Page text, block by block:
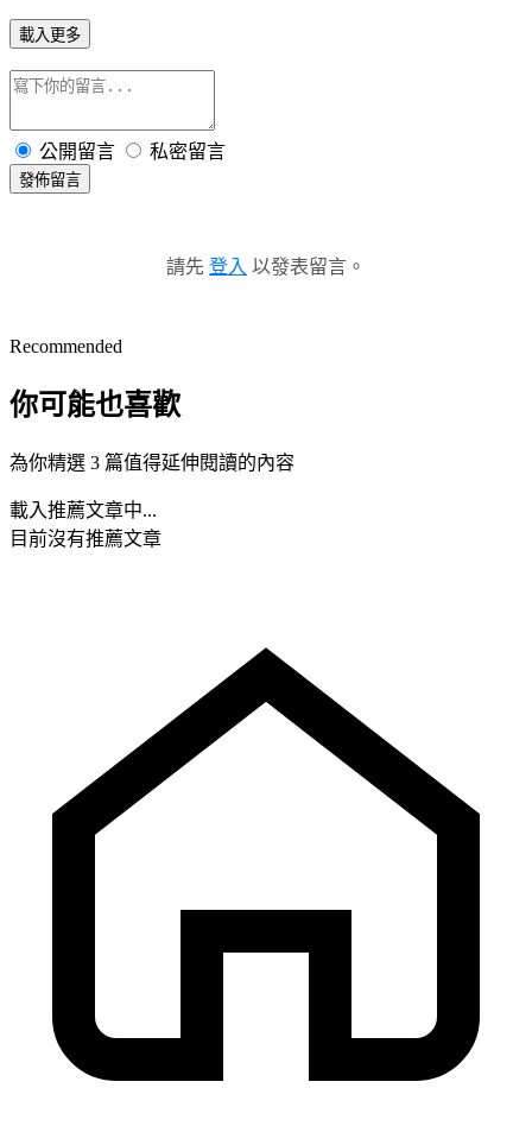
載入更多
公開留言 私密留言
發佈留言
請先 登入 以發表留言。
Recommended
你可能也喜歡
為你精選 3 篇值得延伸閱讀的內容
載入推薦文章中...
目前沒有推薦文章